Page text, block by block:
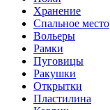
Хранение
Спальное место
Вольеры
Рамки
Пуговицы
Ракушки
Открытки
Пластилина